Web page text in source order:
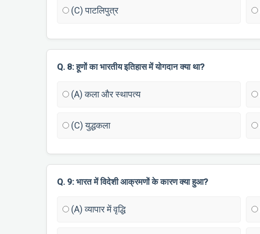
(C) पाटलिपुत्र
Q. 8: हूणों का भारतीय इतिहास में योगदान क्या था?
(A) कला और स्थापत्य
(C) युद्धकला
Q. 9: भारत में विदेशी आक्रमणों के कारण क्या हुआ?
(A) व्यापार में वृद्धि